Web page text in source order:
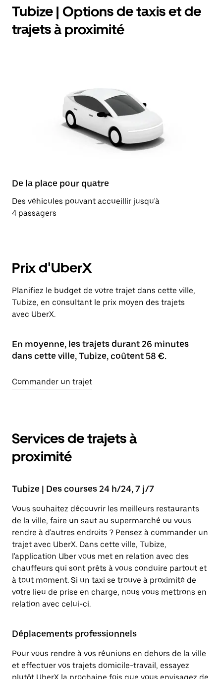
Tubize | Options de taxis et de
trajets à proximité
De la place pour quatre
Des véhicules pouvant accueillir jusqu'à
4 passagers
Prix d'UberX
Planifiez le budget de votre trajet dans cette ville,
Tubize, en consultant le prix moyen des trajets
avec UberX.
En moyenne, les trajets durant 26 minutes
dans cette ville, Tubize, coûtent 58 €.
Commander un trajet
Services de trajets à
proximité
Tubize | Des courses 24 h/24, 7 j/7
Vous souhaitez découvrir les meilleurs restaurants
de la ville, faire un saut au supermarché ou vous
rendre à d'autres endroits ? Pensez à commander un
trajet avec UberX. Dans cette ville, Tubize,
l'application Uber vous met en relation avec des
chauffeurs qui sont prêts à vous conduire partout et
à tout moment. Si un taxi se trouve à proximité de
votre lieu de prise en charge, nous vous mettrons en
relation avec celui-ci.
Déplacements professionnels
Pour vous rendre à vos réunions en dehors de la ville
et effectuer vos trajets domicile-travail, essayez